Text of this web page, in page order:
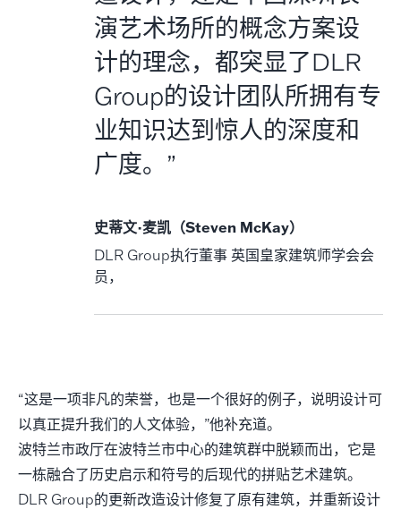
演艺术场所的概念方案设
计的理念，都突显了DLR
Group的设计团队所拥有专
业知识达到惊人的深度和
广度。”
史蒂文·麦凯（Steven McKay）
DLR Group执行董事 英国皇家建筑师学会会
员，
“这是一项非凡的荣誉，也是一个很好的例子，说明设计可
以真正提升我们的人文体验，”他补充道。
波特兰市政厅在波特兰市中心的建筑群中脱颖而出，它是
一栋融合了历史启示和符号的后现代的拼贴艺术建筑。
DLR Group的更新改造设计修复了原有建筑，并重新设计